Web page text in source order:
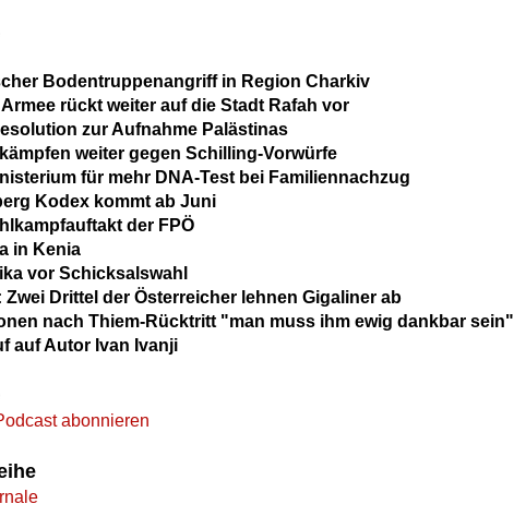
Bodentruppenangriff in Region Charkiv
Armee rückt weiter auf die Stadt Rafah vor
zur Aufnahme Palästinas
weiter gegen Schilling-Vorwürfe
für mehr DNA-Test bei Familiennachzug
Kodex kommt ab Juni
der FPÖ
in Kenia
vor Schicksalswahl
Zwei Drittel der Österreicher lehnen Gigaliner ab
nach Thiem-Rücktritt "man muss ihm ewig dankbar sein"
auf Autor Ivan Ivanji
abonnieren